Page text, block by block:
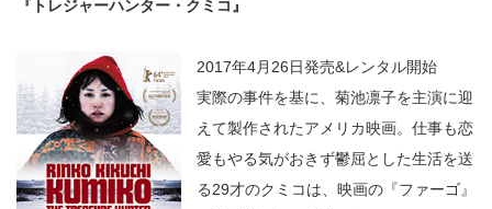
『トレジャーハンター・クミコ』
2017年4月26日発売&レンタル開始
実際の事件を基に、菊池凛子を主演に迎
えて製作されたアメリカ映画。仕事も恋
愛もやる気がおきず鬱屈とした生活を送
る29才のクミコは、映画の『ファーゴ』